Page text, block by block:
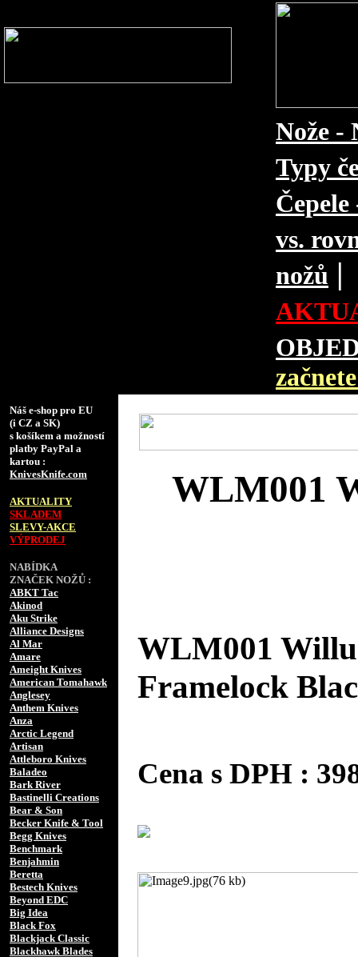
Nože -
Typy
vs.
nožů |
Náš e-shop pro EU
(i CZ a SK)
s košíkem a možností
platby PayPal a
kartou :
KnivesKnife.com
AKTUALITY
SKLADEM
SLEVY-AKCE
VÝPRODEJ
NABÍDKA
ZNAČEK NOŽŮ :
ABKT Tac
Akinod
Aku Strike
Alliance Designs
Al Mar
Amare
Ameight Knives
American Tomahawk
Anglesey
Anthem Knives
Anza
Arctic Legend
Artisan
Attleboro Knives
Baladeo
Bark River
Bastinelli Creations
Bear & Son
Becker Knife & Tool
Begg Knives
Benchmark
Benjahmin
Beretta
Bestech Knives
Beyond EDC
Big Idea
Black Fox
Blackjack Classic
Blackhawk Blades
WLM001
WLM001
Framelock
Cena s DPH :